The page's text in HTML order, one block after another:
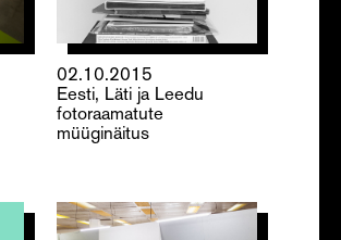
02.10.2015
Eesti, Läti ja Leedu
fotoraamatute
müüginäitus